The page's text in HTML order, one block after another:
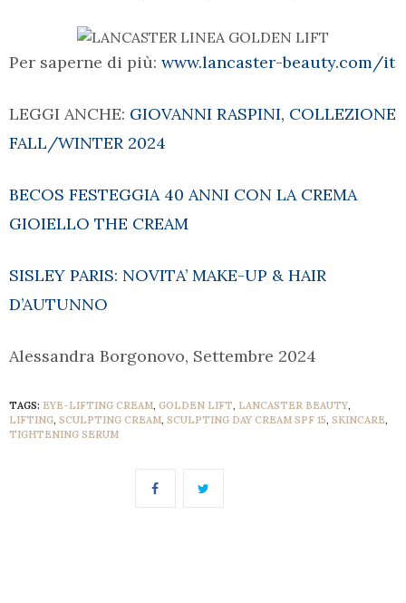
Per saperne di più: www.lancaster-beauty.com/it
LEGGI ANCHE: GIOVANNI RASPINI, COLLEZIONE
FALL/WINTER 2024
BECOS FESTEGGIA 40 ANNI CON LA CREMA
GIOIELLO THE CREAM
SISLEY PARIS: NOVITA’ MAKE-UP & HAIR
D’AUTUNNO
Alessandra Borgonovo, Settembre 2024
TAGS: EYE-LIFTING CREAM, GOLDEN LIFT, LANCASTER BEAUTY,
LIFTING, SCULPTING CREAM, SCULPTING DAY CREAM SPF 15, SKINCARE,
TIGHTENING SERUM